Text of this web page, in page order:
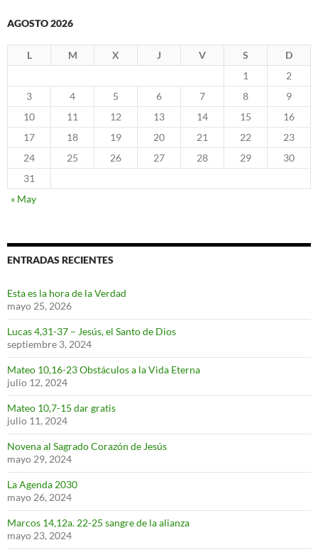
AGOSTO 2026
L M X J V S
D
1
2
3
4 5 6 7 8
9
10
11 12 13 14 15
16
17
18 19 20 21 22
23
24
25 26 27 28 29
30
31
« May
ENTRADAS RECIENTES
Esta es la hora de la Verdad
mayo 25, 2026
Lucas 4,31-37 – Jesús, el Santo de Dios
septiembre 3, 2024
Mateo 10,16-23 Obstáculos a la Vida Eterna
julio 12, 2024
Mateo 10,7-15 dar gratis
julio 11, 2024
Novena al Sagrado Corazón de Jesús
mayo 29, 2024
La Agenda 2030
mayo 26, 2024
Marcos 14,12a. 22-25 sangre de la alianza
mayo 23, 2024